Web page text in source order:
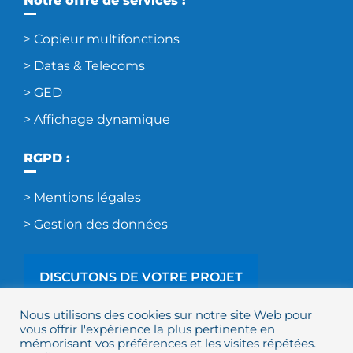
> Copieur multifonctions
> Datas & Telecoms
> GED
> Affichage dynamique
RGPD :
> Mentions légales
> Gestion des données
DISCUTONS DE VOTRE PROJET
Nous utilisons des cookies sur notre site Web pour
vous offrir l'expérience la plus pertinente en
mémorisant vos préférences et les visites répétées.